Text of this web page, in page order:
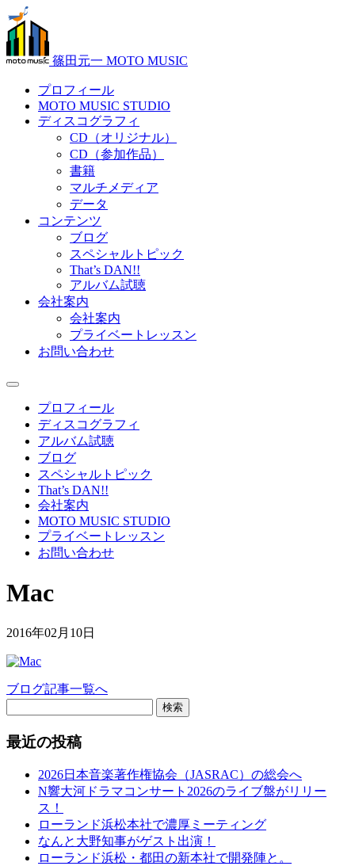
篠田元一 MOTO MUSIC
プロフィール
MOTO MUSIC STUDIO
ディスコグラフィ
CD（オリジナル）
CD（参加作品）
書籍
マルチメディア
データ
コンテンツ
ブログ
スペシャルトピック
That’s DAN!!
アルバム試聴
会社案内
会社案内
プライベートレッスン
お問い合わせ
プロフィール
ディスコグラフィ
アルバム試聴
ブログ
スペシャルトピック
That’s DAN!!
会社案内
MOTO MUSIC STUDIO
プライベートレッスン
お問い合わせ
Mac
2016年02月10日
ブログ記事一覧へ
検索
最近の投稿
2026日本音楽著作権協会（JASRAC）の総会へ
N響大河ドラマコンサート2026のライブ盤がリリー
ス！
ローランド浜松本社で濃厚ミーティング
なんと大野知事がゲスト出演！
ローランド浜松・都田の新本社で開発陣と。